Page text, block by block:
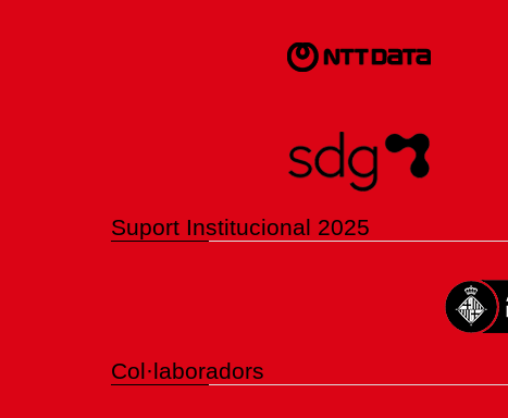
Suport Institucional 2025
Col·laboradors